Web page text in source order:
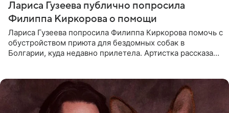
Лариса Гузеева публично попросила
Филиппа Киркорова о помощи
Лариса Гузеева попросила Филиппа Киркорова помочь с
обустройством приюта для бездомных собак в
Болгарии, куда недавно прилетела. Артистка рассказала